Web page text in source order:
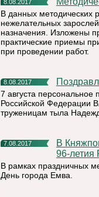
8.08.2017
В данных методических
нежелательных
назначения. Изложены
практические приемы
при проведении работ.
8.08.2017
7 августа
Российской Федерации
труженицам тыла
7.08.2017
В Княжпогостском районе 13 августа пройдет празднование
96-летия
В рамках праздничных
День города Емва.